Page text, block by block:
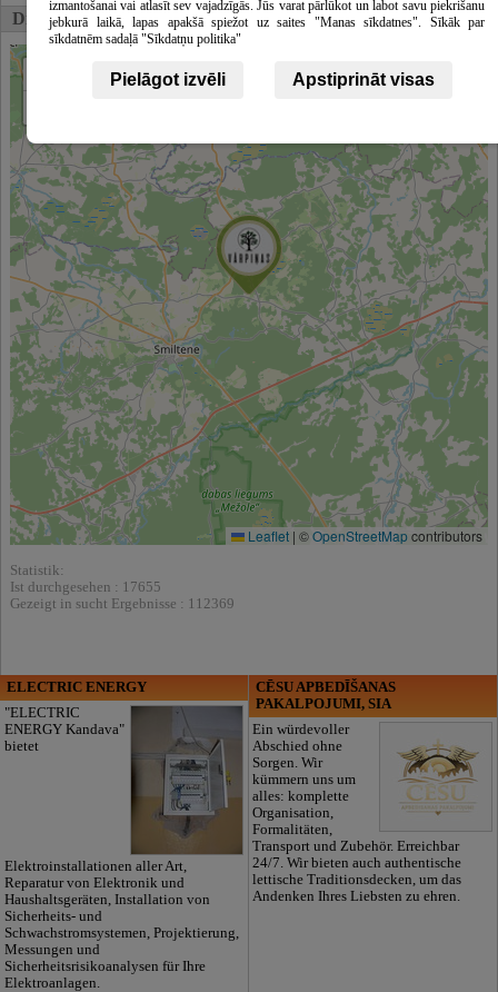
Die Karte
Leaflet | ©OpenStreetMapcontributors
Statistik:
Ist durchgesehen : 17655
Gezeigt in sucht Ergebnisse : 112369
ELECTRIC ENERGY
"ELECTRIC
ENERGY Kandava"
bietet
Elektroinstallationen aller Art,
Reparatur von Elektronik und
Haushaltsgeräten, Installation von
Sicherheits- und
Schwachstromsystemen, Projektierung,
Messungen und
Sicherheitsrisikoanalysen für Ihre
Elektroanlagen.
CĒSU APBEDĪŠANAS
PAKALPOJUMI, SIA
Ein würdevoller
Abschied ohne
Sorgen. Wir
kümmern uns um
alles: komplette
Organisation,
Formalitäten,
Transport und Zubehör. Erreichbar
24/7. Wir bieten auch authentische
lettische Traditionsdecken, um das
Andenken Ihres Liebsten zu ehren.
izmantošanai vai atlasīt sev vajadzīgās. Jūs varat pārlūkot un labot savu piekrišanu
jebkurā laikā, lapas apakšā spiežot uz saites "Manas sīkdatnes". Sīkāk par
sīkdatnēm sadaļā "Sīkdatņu politika"
Pielāgot izvēli Apstiprināt visas